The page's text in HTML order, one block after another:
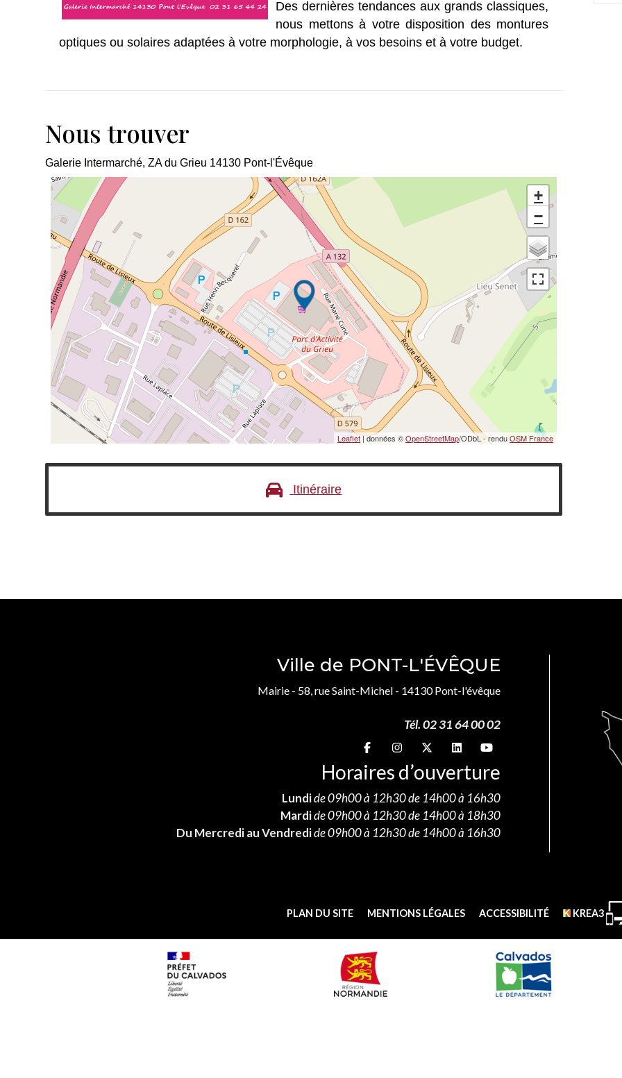
Des dernières tendances aux grands classiques,
nous mettons à votre disposition des montures
optiques ou solaires adaptées à votre morphologie, à vos besoins et à votre budget.
Nous trouver
Galerie Intermarché, ZA du Grieu 14130 Pont-l'Évêque
+
−
Leaflet| données ©OpenStreetMap/ODbL - renduOSM France
Itinéraire
Ville de PONT-L'ÉVÊQUE
Mairie - 58, rue Saint-Michel - 14130 Pont-l'évêque
Tél. 02 31 64 00 02
Suivez-nous sur
Suivez-nous sur
Suivez-nous sur
Suivez-nous sur
Suivez-nous sur
Horaires d’ouverture
Lundide 09h00 à 12h30 de 14h00 à 16h30
Mardide 09h00 à 12h30 de 14h00 à 18h30
Du Mercredi au Vendredide 09h00 à 12h30 de 14h00 à 16h30
PLAN DU SITE MENTIONS LÉGALES ACCESSIBILITÉ KREA3